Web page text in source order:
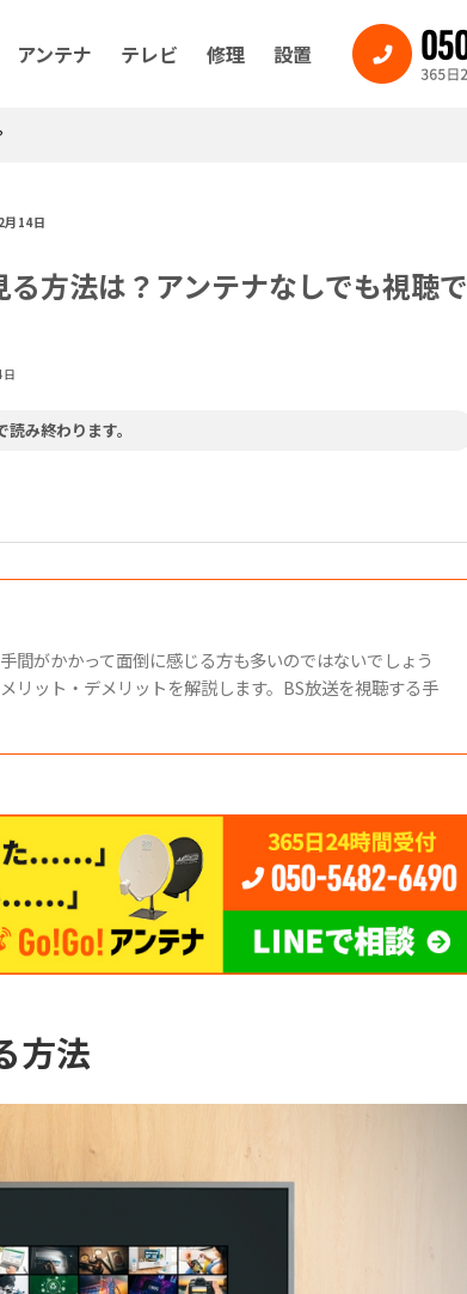
アンテナ テレビ 修理 設置
月14日
る方法は？アンテナなしでも視聴で
読み終わります。
間がかかって面倒に感じる方も多いのではないでしょう
リット・デメリットを解説します。BS放送を視聴する手
方法